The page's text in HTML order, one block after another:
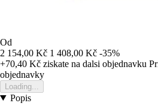
Od
2 154,00 Kč 1 408,00 Kč -35%
+70,40 Kč ziskate na dalsi objednavku
objednavky
Loading...
Popis